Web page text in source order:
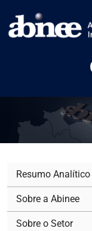
Resumo Analítico
Sobre a Abinee
Sobre o Setor